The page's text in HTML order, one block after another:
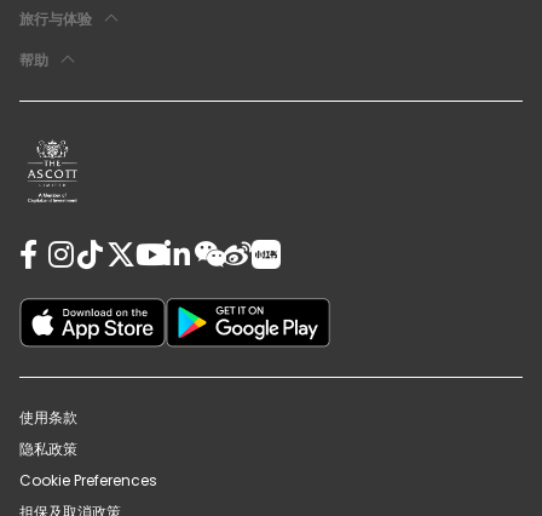
旅行与体验
帮助
使用条款
隐私政策
Cookie Preferences
担保及取消政策